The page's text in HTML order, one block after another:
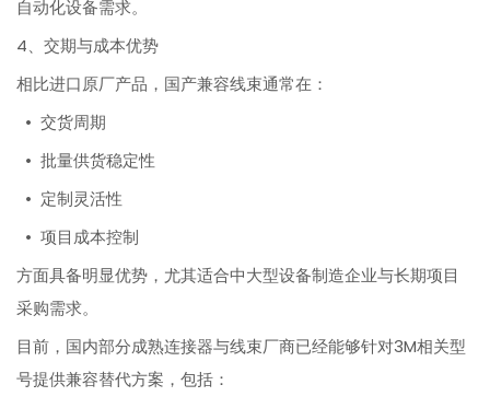
自动化设备需求。
4、交期与成本优势
相比进口原厂产品，国产兼容线束通常在：
• 交货周期
• 批量供货稳定性
• 定制灵活性
• 项目成本控制
方面具备明显优势，尤其适合中大型设备制造企业与长期项目
采购需求。
目前，国内部分成熟连接器与线束厂商已经能够针对3M相关型
号提供兼容替代方案，包括：